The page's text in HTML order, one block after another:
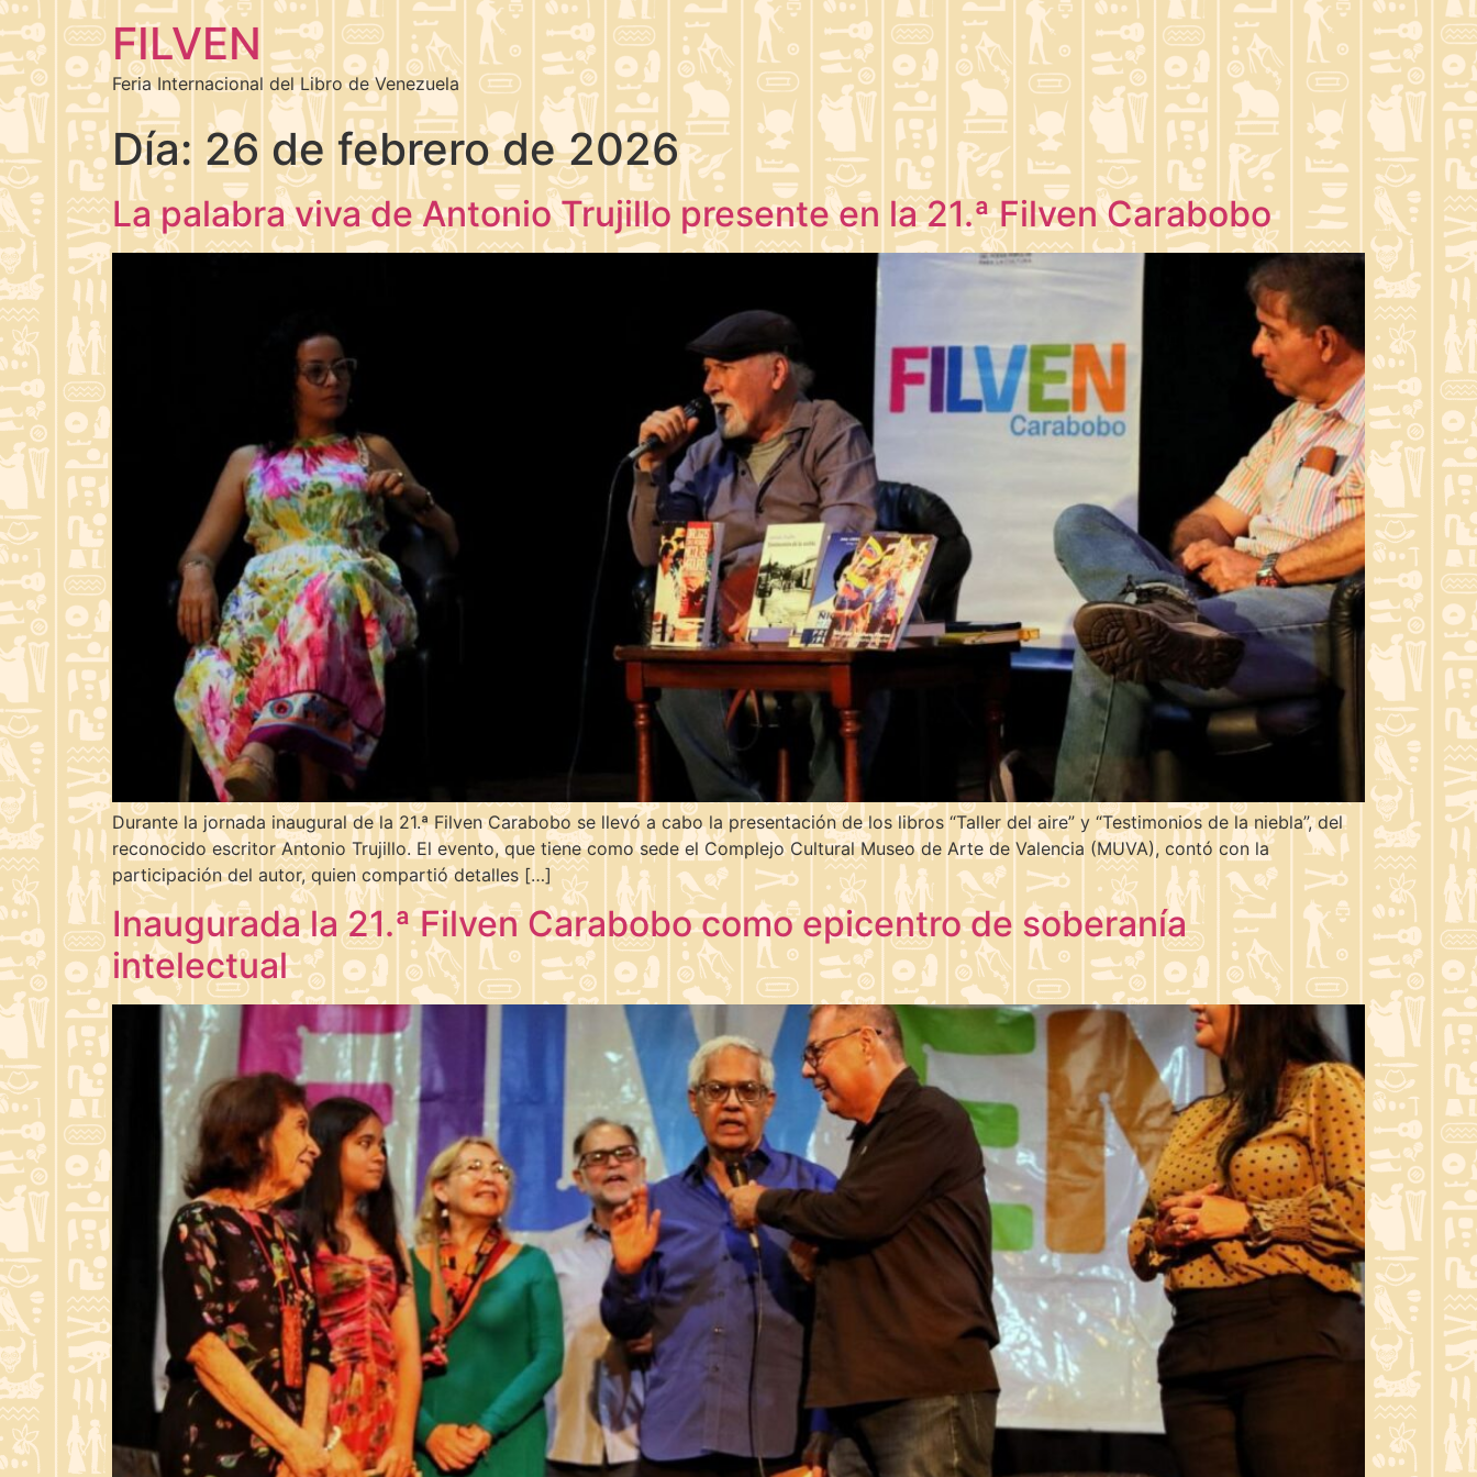
FILVEN
Feria Internacional del Libro de Venezuela
Día: 26 de febrero de 2026
La palabra viva de Antonio Trujillo presente en la 21.ª Filven Carabobo
Durante la jornada inaugural de la 21.ª Filven Carabobo se llevó a cabo la presentación de los libros “Taller del aire” y “Testimonios de la niebla”, del
reconocido escritor Antonio Trujillo. El evento, que tiene como sede el Complejo Cultural Museo de Arte de Valencia (MUVA), contó con la
participación del autor, quien compartió detalles […]
Inaugurada la 21.ª Filven Carabobo como epicentro de soberanía
intelectual